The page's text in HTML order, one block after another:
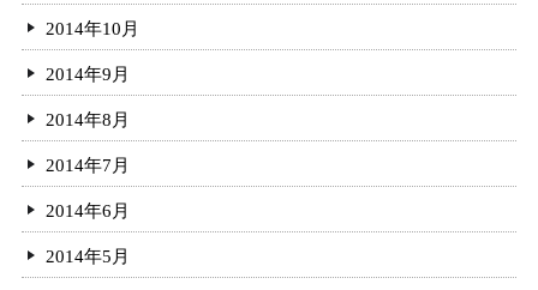
2014年10月
2014年9月
2014年8月
2014年7月
2014年6月
2014年5月